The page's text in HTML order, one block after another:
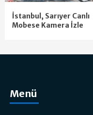
İstanbul, Sarıyer Canlı
Mobese Kamera İzle
Menü